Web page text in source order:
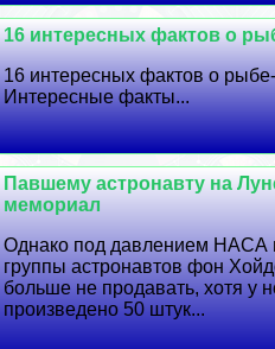
16 интересных фактов о
16 интересных фактов о
Интересные факты...
Павшему астронавту на
мемориал
Однако под давлением НАСА
группы астронавтов фон
больше не продавать, хотя у
произведено 50 штук...